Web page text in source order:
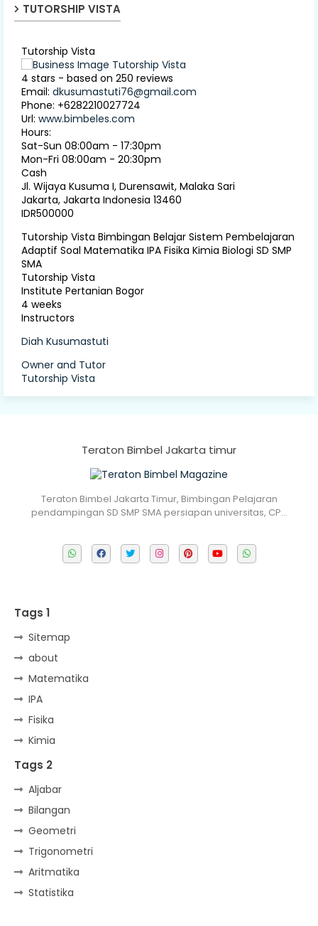
TUTORSHIP VISTA
Tutorship Vista
4 stars - based on 250 reviews
Email: dkusumastuti76@gmail.com
Phone: +6282210027724
Url: www.bimbeles.com
Hours:
Sat-Sun 08:00am - 17:30pm
Mon-Fri 08:00am - 20:30pm
Cash
Jl. Wijaya Kusuma I, Durensawit, Malaka Sari
Jakarta, Jakarta Indonesia 13460
IDR500000
Tutorship Vista Bimbingan Belajar Sistem Pembelajaran
Adaptif Soal Matematika IPA Fisika Kimia Biologi SD SMP
SMA
Tutorship Vista
Institute Pertanian Bogor
4 weeks
Instructors
Diah Kusumastuti
Owner and Tutor
Tutorship Vista
Teraton Bimbel Jakarta timur
Teraton Bimbel Jakarta Timur, Bimbingan Pelajaran
pendampingan SD SMP SMA persiapan universitas, CP…
Tags 1
Sitemap
about
Matematika
IPA
Fisika
Kimia
Tags 2
Aljabar
Bilangan
Geometri
Trigonometri
Aritmatika
Statistika